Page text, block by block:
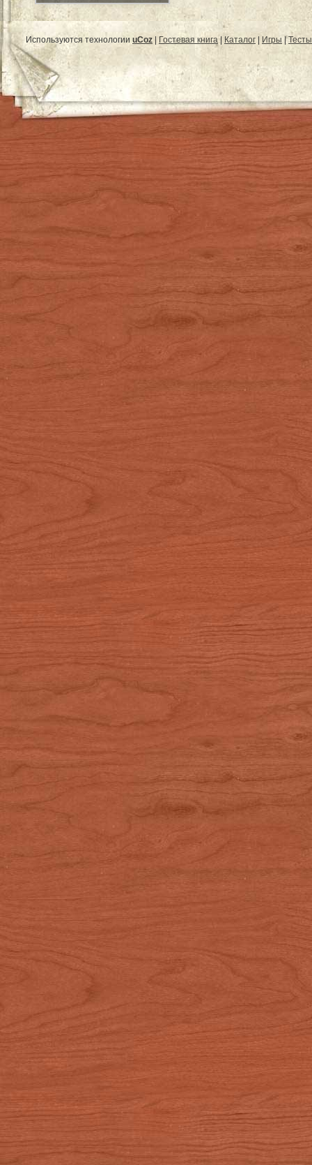
Используются технологии uCoz | Гостевая книга| Каталог | Игры |Тесты